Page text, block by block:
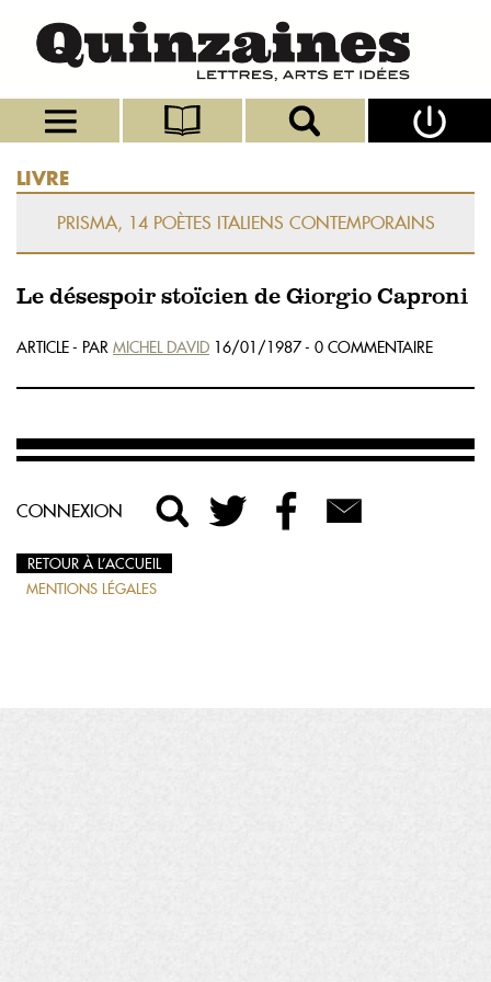
LIVRE
PRISMA, 14 POÈTES ITALIENS CONTEMPORAINS
Le désespoir stoïcien de Giorgio Caproni
ARTICLE - PAR MICHEL DAVID 16/01/1987 - 0 COMMENTAIRE
CONNEXION
RETOUR À L’ACCUEIL
MENTIONS LÉGALES